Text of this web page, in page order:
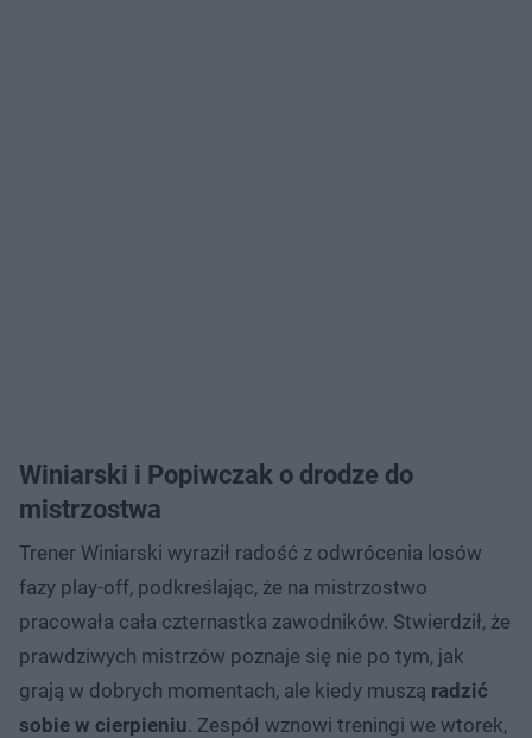
Winiarski i Popiwczak o drodze do
mistrzostwa
Trener Winiarski wyraził radość z odwrócenia losów
fazy play-off, podkreślając, że na mistrzostwo
pracowała cała czternastka zawodników. Stwierdził, że
prawdziwych mistrzów poznaje się nie po tym, jak
grają w dobrych momentach, ale kiedy muszą radzić
sobie w cierpieniu. Zespół wznowi treningi we wtorek,